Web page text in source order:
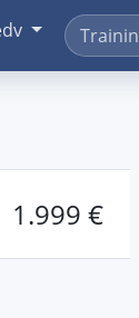
1.999 €